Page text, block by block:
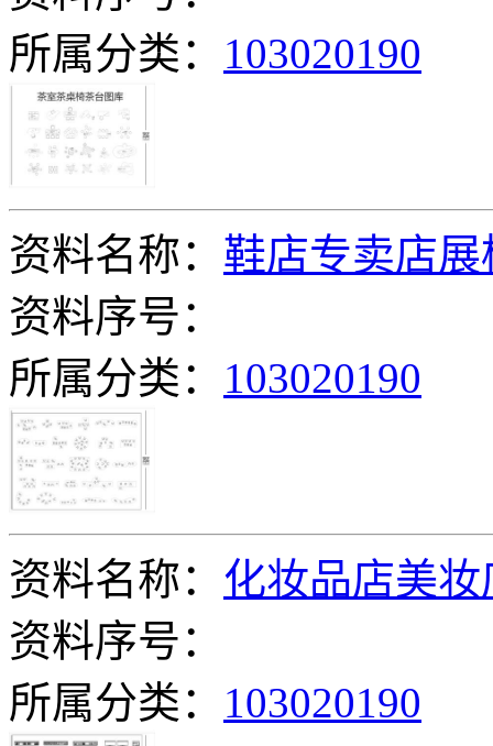
所属分类： 103020190
资料名称： 鞋店专卖店
资料序号：
所属分类： 103020190
资料名称： 化妆品店美
资料序号：
所属分类： 103020190